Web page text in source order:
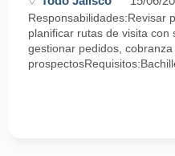
Responsabilidades:Revisar
planificar rutas de visita con
gestionar pedidos,